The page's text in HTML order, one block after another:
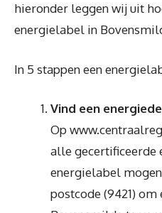
hieronder leggen wij uit
energielabel in
In 5 stappen een
Vind een
Op
alle gecertificeerde
energielabel
postcode (9421)